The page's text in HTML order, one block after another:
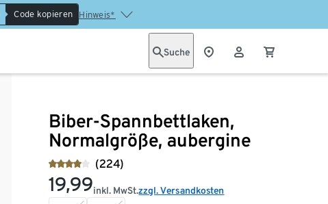
Code kopieren Hinweis*
Suche
Biber-Spannbettlaken,
Normalgröße, aubergine
(224)
19,99inkl. MwSt.zzgl. Versandkosten